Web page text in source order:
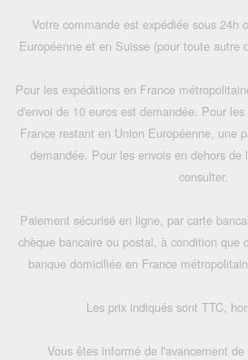
Votre commande est expédiée sous 24h
Européenne et en Suisse (pour toute autre
Pour les expéditions en France
d'envoi de 10 euros est demandée. Pour
France restant en Union Européenne, une
demandée. Pour les envois en dehors de
consulter.
Paiement sécurisé en ligne, par carte
chèque bancaire ou postal, à condition que
banque domiciliée en France
Les prix indiqués sont TTC,
Vous êtes informé de l'avancement